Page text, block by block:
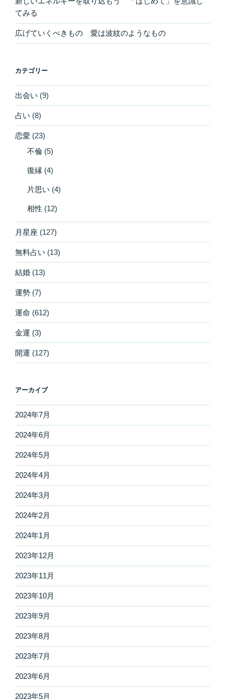
てみる
広げていくべきもの 愛は波紋のようなもの
カテゴリー
出会い (9)
占い (8)
恋愛 (23)
不倫 (5)
復縁 (4)
片思い (4)
相性 (12)
月星座 (127)
無料占い (13)
結婚 (13)
運勢 (7)
運命 (612)
金運 (3)
開運 (127)
アーカイブ
2024年7月
2024年6月
2024年5月
2024年4月
2024年3月
2024年2月
2024年1月
2023年12月
2023年11月
2023年10月
2023年9月
2023年8月
2023年7月
2023年6月
2023年5月